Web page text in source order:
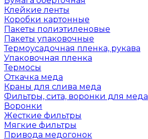
Клейкие ленты
Коробки картонные
Пакеты полиэтиленовые
Пакеты упаковочные
Термоусадочная пленка, рукава
Упаковочная пленка
Термосы
Откачка меда
Краны для слива меда
Фильтры, сита, воронки для меда
Воронки
Жесткие фильтры
Мягкие фильтры
Привода медогонок